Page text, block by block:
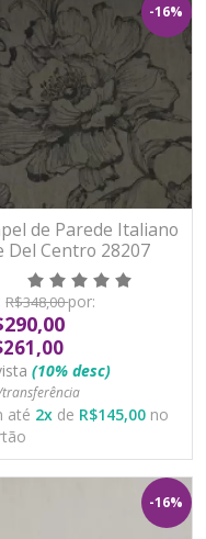
-16%
de Parede Italiano
Del Centro 28207
Lavável
R$348,00por:
(10% desc)
transferência
até 2x de R$145,00 no
-16%